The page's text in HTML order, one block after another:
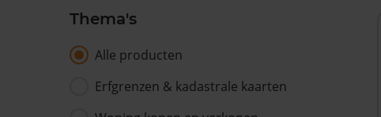
Thema's
Alle producten
Erfgrenzen & kadastrale kaarten